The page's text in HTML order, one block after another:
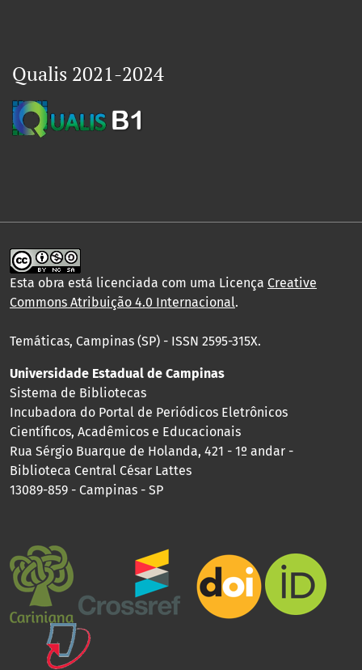
Qualis 2021-2024
Esta obra está licenciada com uma Licença Creative
Commons Atribuição 4.0 Internacional.
Temáticas, Campinas (SP) - ISSN 2595-315X.
Universidade Estadual de Campinas
Sistema de Bibliotecas
Incubadora do Portal de Periódicos Eletrônicos
Científicos, Acadêmicos e Educacionais
Rua Sérgio Buarque de Holanda, 421 - 1º andar -
Biblioteca Central César Lattes
13089-859 - Campinas - SP